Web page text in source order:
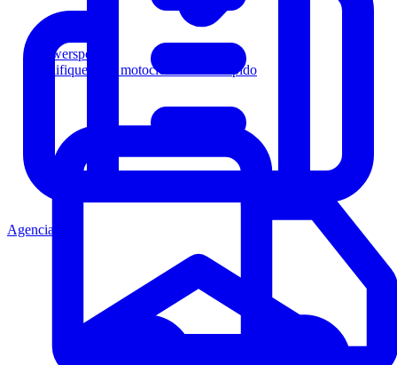
Powersports
Califique a los motociclistas más rápido
Agencia